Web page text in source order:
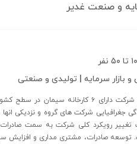
و صنعت غدیر
۱۰ تا ۵۰ نفر
و بازار سرمایه | تولیدی و صنعتی
جغرافیایی شرکت های گروه و نزدیکی
رویکرد کلی شرکت به سمت صادرات
صادرات، مشتری مداری و افزایش